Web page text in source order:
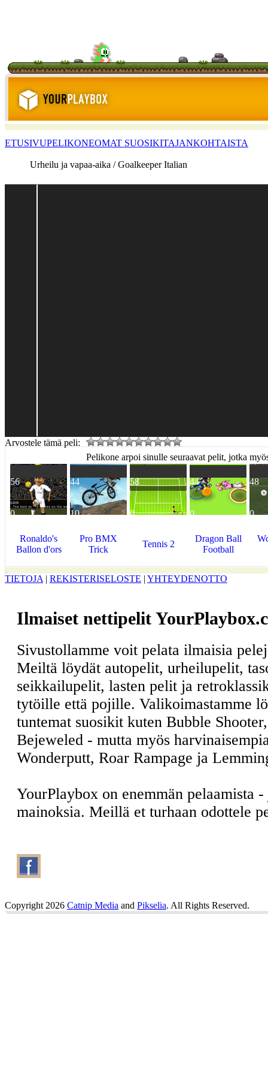
ETUSIVUPELIKONEOMAT SUOSIKITAJANKOHTAISTA
Urheilu ja vapaa-aika / Goalkeeper Italian
Arvostele tämä peli:
Pelikone arpoi sinulle seuraavat pelit, jotka
56
0
Ronaldo's
Ballon d'ors
44
10
Pro BMX
Trick
58
0
Tennis 2
44
0
Dragon Ball
Football
48
0
TIETOJA | REKISTERISELOSTE | YHTEYDENOTTO
Ilmaiset nettipelit
Sivustollamme voit pelata ilmaisia
Meiltä löydät autopelit, urheilupelit,
seikkailupelit, lasten pelit ja
tytöille että pojille. Valikoimastamme
tuntemat suosikit kuten Bubble
Bejeweled - mutta myös
Wonderputt, Roar Rampage ja
YourPlaybox on enemmän pelaamista
mainoksia. Meillä et turhaan odottele
Copyright 2026 Catnip Media and Pikselia. All Rights Reserved.